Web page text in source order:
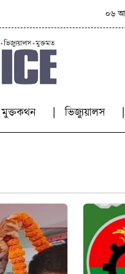
কিশোরীকে যৌন০৬
মুক্তকথন ভিজ্যুয়ালস